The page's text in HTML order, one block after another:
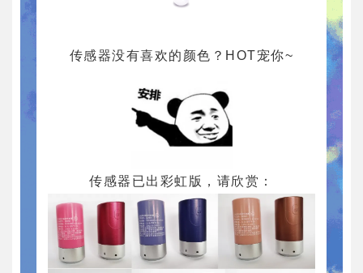
传感器没有喜欢的颜色？HOT宠你~
传感器已出彩虹版，请欣赏：